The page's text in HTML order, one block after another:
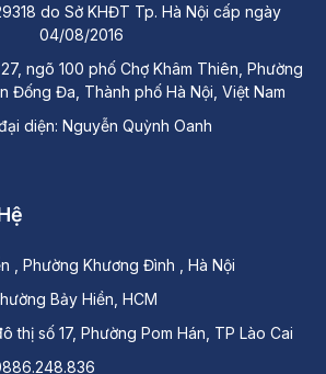
, Phường Khương Đình , Hà Nội
Bảy Hiền, HCM
thị số 17, Phường Pom Hán, TP Lào Cai
do Sở KHĐT Tp. Hà Nội cấp ngày
04/08/2016
ngõ 100 phố Chợ Khâm Thiên, Phường
Đống Đa, Thành phố Hà Nội, Việt Nam
diện: Nguyễn Quỳnh Oanh